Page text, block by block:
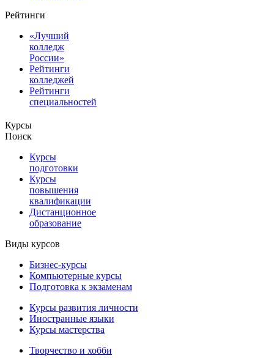
Рейтинги
«Лучший
колледж
России»
Рейтинги
колледжей
Рейтинги
специальностей
Курсы
Поиск
Курсы
подготовки
Курсы
повышения
квалификации
Дистанционное
образование
Виды курсов
Бизнес-курсы
Компьютерные курсы
Подготовка к экзаменам
Курсы развития личности
Иностранные языки
Курсы мастерства
Творчество и хобби